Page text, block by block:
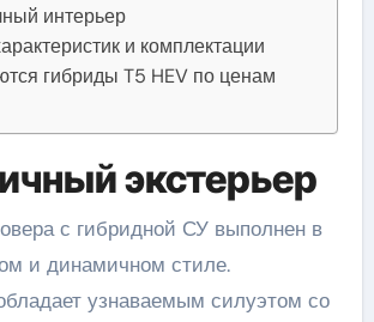
интерьер
и комплектации
гибриды T5 HEV по ценам
экстерьер
с гибридной СУ выполнен в
и динамичном стиле.
узнаваемым силуэтом со